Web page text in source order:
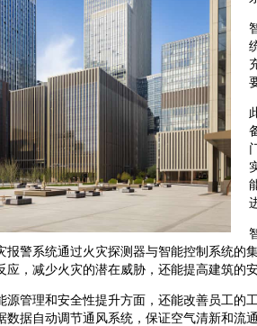
报警系统通过火灾探测器与智能控制系统
，减少火灾的潜在威胁，还能提高建筑的安
源管理和安全性提升方面，还能改善员工
据自动调节通风系统，保证空气清新和流